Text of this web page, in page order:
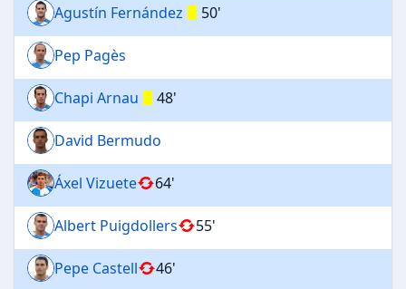
Agustín Fernández 50'
Pep Pagès
Chapi Arnau 48'
David Bermudo
Áxel Vizuete 64'
Albert Puigdollers 55'
Pepe Castell 46'